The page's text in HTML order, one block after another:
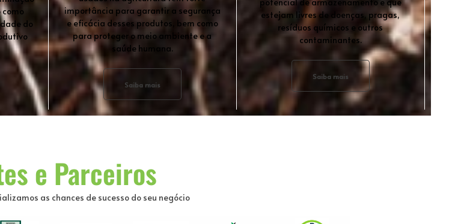
do
importância para garantir a segurança
e eficácia desses produtos, bem como
para proteger o meio ambiente e a
saúde humana.
Saiba mais
estejam livres de doenças, pragas,
resíduos químicos e outros
contaminantes.
Saiba mais
e Parceiros
as chances de sucesso do seu negócio